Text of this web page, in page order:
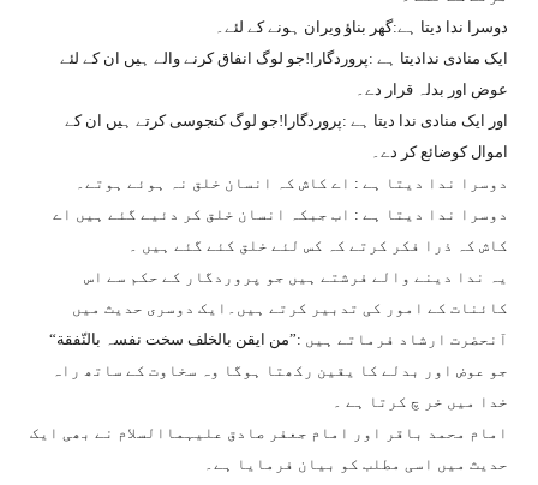
دوسرا ندا دیتا ہے:گھر بناؤ ویران ہونے کے لئے۔
ایک منادی ندادیتا ہے :پروردگارا!جو لوگ انفاق کرنے والے ہیں ان کے لئے
عوض اور بدلہ قرار دے۔
اور ایک منادی ندا دیتا ہے :پروردگارا!جو لوگ کنجوسی کرتے ہیں ان کے
اموال کوضائع کر دے۔
دوسرا ندا دیتا ہے : اے کاش کہ انسان خلق نہ ہوئے ہوتے۔
دوسرا ندا دیتا ہے : اب جبکہ انسان خلق کر دئیے گئے ہیں اے
کاش کہ ذرا فکر کرتے کہ کس لئے خلق کئے گئے ہیں ۔
یہ ندا دینے والے فرشتے ہیں جو پروردگار کے حکم سے اس
کائنات کے امور کی تدبیر کرتے ہیں۔ایک دوسری حدیث میں
آنحضرت ارشاد فرماتے ہیں :”من ایقن بالخلف سخت نفسہ بالنّفقة“
جو عوض اور بدلے کا یقین رکھتا ہوگا وہ سخاوت کے ساتھ راہ
خدا میں خر چ کرتا ہے ۔
امام محمد باقر اور امام جعفر صادق علیہماالسلام نے بھی ایک
حدیث میں اسی مطلب کو بیان فرمایا ہے۔